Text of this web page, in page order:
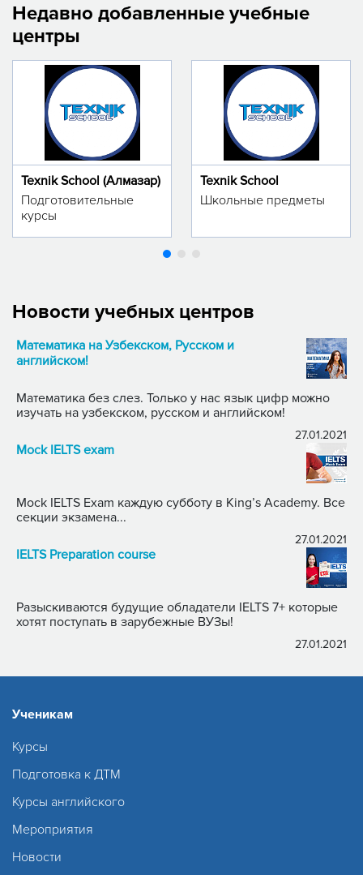
Недавно добавленные учебные
центры
Texnik School (Алмазар)
Подготовительные
курсы
Texnik School
Школьные предметы
Новости учебных центров
Математика на Узбекском, Русском и
английском!
Математика без слез. Только у нас язык цифр можно
изучать на узбекском, русском и английском!
27.01.2021
Mock IELTS exam
Mock IELTS Exam каждую субботу в King’s Academy. Все
секции экзамена...
27.01.2021
IELTS Preparation course
Разыскиваются будущие обладатели IELTS 7+ которые
хотят поступать в зарубежные ВУЗы!
27.01.2021
Ученикам
Курсы
Подготовка к ДТМ
Курсы английского
Мероприятия
Новости